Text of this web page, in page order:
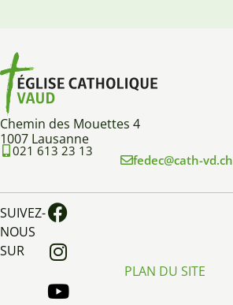
Chemin des Mouettes 4
1007 Lausanne
021 613 23 13
fedec@cath-vd.ch
SUIVEZ-
NOUS
SUR
PLAN DU SITE